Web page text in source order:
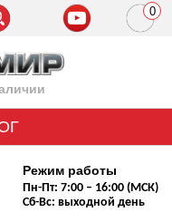
Режим работы
Пн-Пт: 7:00 – 16:00 (МСК)
Сб-Вс: выходной день
0